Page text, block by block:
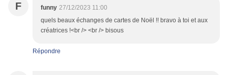
F funny 27/12/2023 11:00
quels beaux échanges de cartes de Noël !! bravo à toi et aux
créatrices !<br /> <br /> bisous
Répondre